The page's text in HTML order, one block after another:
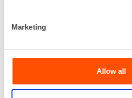
Marketing
Allow all